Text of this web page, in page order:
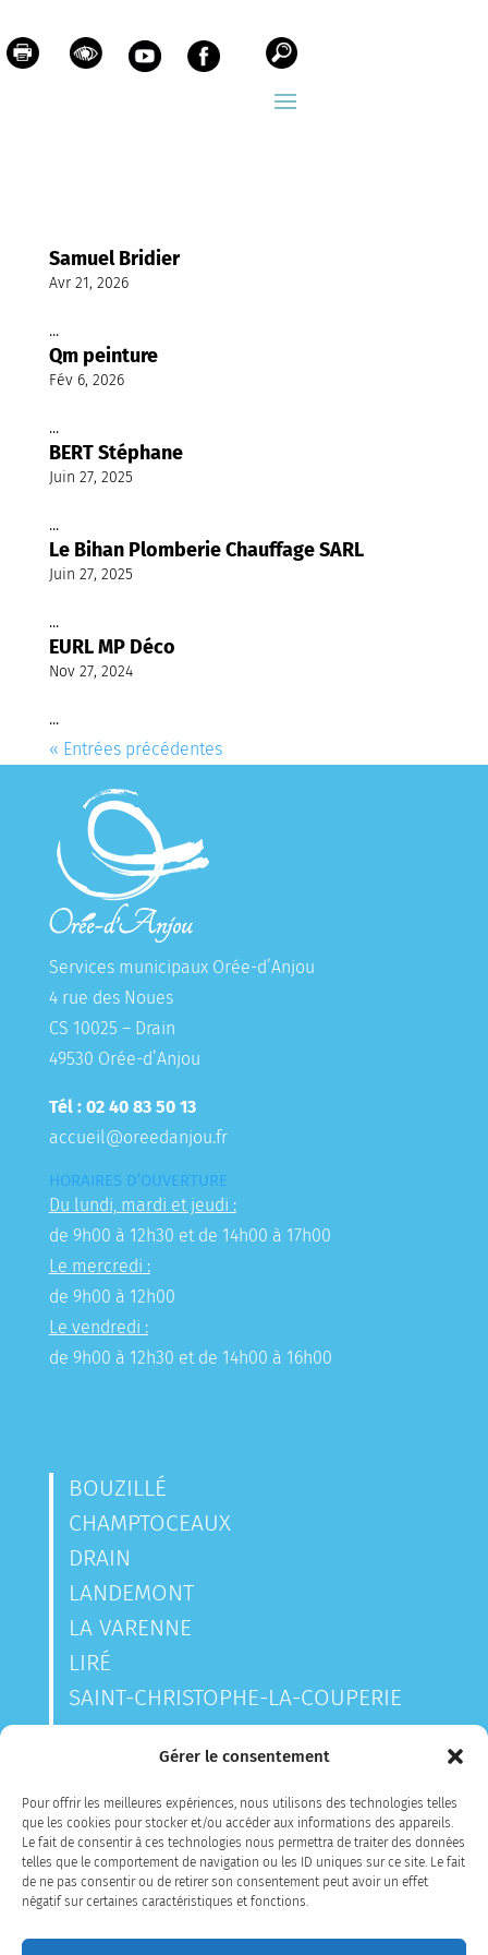
Gérer le consentement
Pour offrir les meilleures expériences, nous utilisons des technologies telles
que les cookies pour stocker et/ou accéder aux informations des appareils.
Le fait de consentir à ces technologies nous permettra de traiter des données
telles que le comportement de navigation ou les ID uniques sur ce site. Le fait
de ne pas consentir ou de retirer son consentement peut avoir un effet
négatif sur certaines caractéristiques et fonctions.
Samuel Bridier
Avr 21, 2026
...
Qm peinture
Fév 6, 2026
...
BERT Stéphane
Juin 27, 2025
...
Le Bihan Plomberie Chauffage SARL
Juin 27, 2025
...
EURL MP Déco
Nov 27, 2024
...
« Entrées précédentes
Services municipaux Orée-d’Anjou
4 rue des Noues
CS 10025 – Drain
49530 Orée-d’Anjou
Tél : 02 40 83 50 13
accueil@oreedanjou.fr
HORAIRES D’OUVERTURE
Du lundi, mardi et jeudi :
de 9h00 à 12h30 et de 14h00 à 17h00
Le mercredi :
de 9h00 à 12h00
Le vendredi :
de 9h00 à 12h30 et de 14h00 à 16h00
BOUZILLÉ
CHAMPTOCEAUX
DRAIN
LANDEMONT
LA VARENNE
LIRÉ
SAINT-CHRISTOPHE-LA-COUPERIE
SAINT-LAURENT-DES-AUTELS
SAINT-SAUVEUR-DE-LANDEMONT
CONTACTEZ-NOUS